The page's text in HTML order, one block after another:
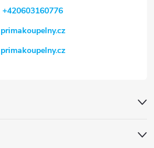
+420603160776
primakoupelny.cz
primakoupelny.cz